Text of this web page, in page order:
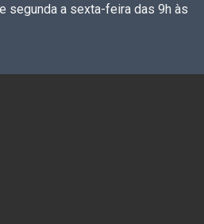
segunda a sexta-feira das 9h às